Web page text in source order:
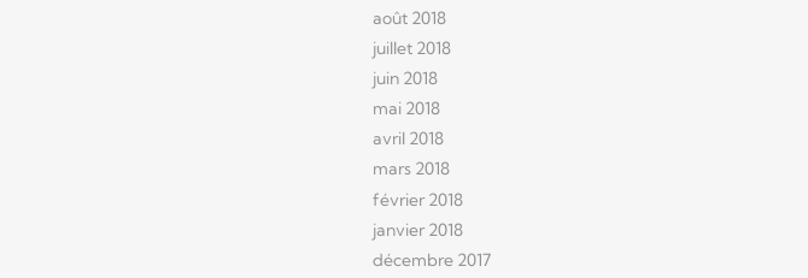
août 2018
juillet 2018
juin 2018
mai 2018
avril 2018
mars 2018
février 2018
janvier 2018
décembre 2017